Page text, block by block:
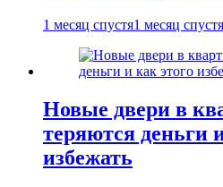
1 месяц спустя1 месяц спустя
Новые двери в
теряются деньги
избежать